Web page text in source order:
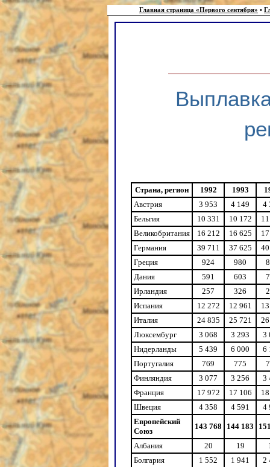
Главная страница «Первого сентября» •
Страна, регион 1992 1993
Австрия
3 953 4 149
4
Бельгия
10 331 10 172
Великобритания
16 212 16 625
Германия
39 711 37 625
Греция
924 980
Дания
591 603
Ирландия
257 326
Испания
12 272 12 961
Италия
24 835 25 721
Люксембург
3 068 3 293
3
Нидерланды
5 439 6 000
6
Португалия
769 775
Финляндия
3 077 3 256
3
Франция
17 972 17 106
Швеция
4 358 4 591
4
Европейский
Союз
143 768 144 183
Албания 20 19
Болгария
1 552 1 941
2